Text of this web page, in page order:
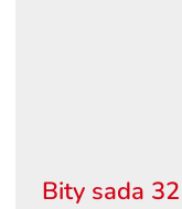
Bity sada